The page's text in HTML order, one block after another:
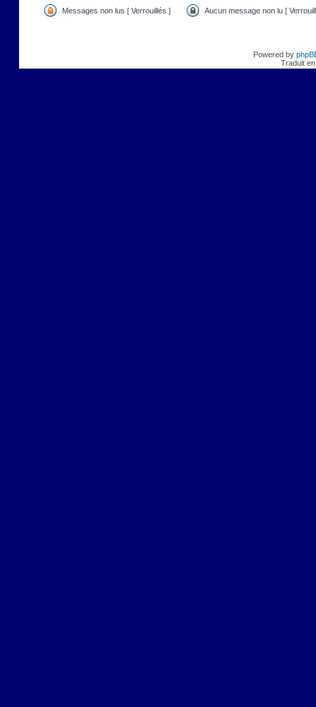
Messages non lus [ Verrouillés ] Aucun message non lu [
Powered by
Traduit